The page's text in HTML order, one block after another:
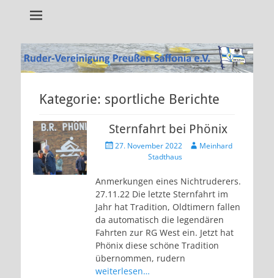
Kategorie: sportliche Berichte
Sternfahrt bei Phönix
Veröffentlicht
27. November 2022 AutorMeinhard
Stadthaus
Anmerkungen eines Nichtruderers.
27.11.22 Die letzte Sternfahrt im
Jahr hat Tradition, Oldtimern fallen
da automatisch die legendären
Fahrten zur RG West ein. Jetzt hat
Phönix diese schöne Tradition
übernommen, rudern
weiterlesen…